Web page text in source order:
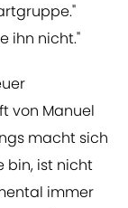
ihn nicht."
von Manuel
macht sich
bin, ist nicht
immer